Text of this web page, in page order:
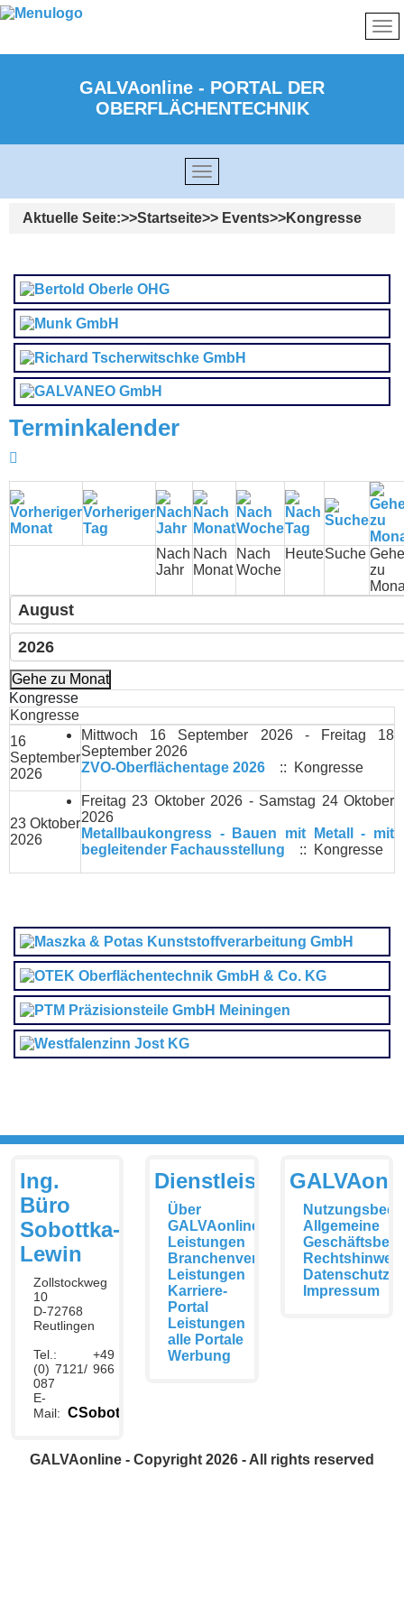
GALVAonline - PORTAL DER
OBERFLÄCHENTECHNIK
Aktuelle Seite: Startseite Events Kongresse
Terminkalender
Nach
Jahr
Nach
Monat
Nach
Woche
HeuteSuche Gehe
zu
Gehe zu Monat
Kongresse
Kongresse
16
September
2026
Mittwoch 16 September 2026 - Freitag 18
September 2026
ZVO-Oberflächentage 2026
:: Kongresse
23 Oktober
2026
Freitag 23 Oktober 2026 - Samstag 24 Oktober
2026
Metallbaukongress - Bauen mit Metall - mit
begleitender Fachausstellung
:: Kongresse
Ing.
Büro
Sobottka-
Lewin
Zollstockweg
10
D-72768
Reutlingen
Tel.: +49
(0) 7121/ 966
087
E-
Mail: CSobottka@galvaonline.de
Dienstleistungen
Über
GALVAonline
Leistungen
Branchenverzeichnis
Leistungen
Karriere-
Portal
Leistungen
alle Portale
Werbung
Allgemeine
Impressum
GALVAonline - Copyright 2026 - All rights reserved